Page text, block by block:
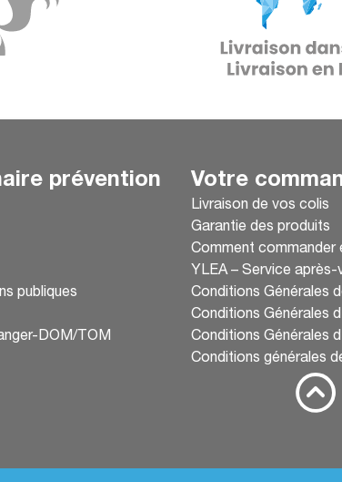
prévention
publiques
DOM/TOM
Votre
Livraison de vos colis
Garantie des produits
Comment commander
YLEA – Service après-
Conditions Générales
Conditions Générales
Conditions Générales
Conditions générales